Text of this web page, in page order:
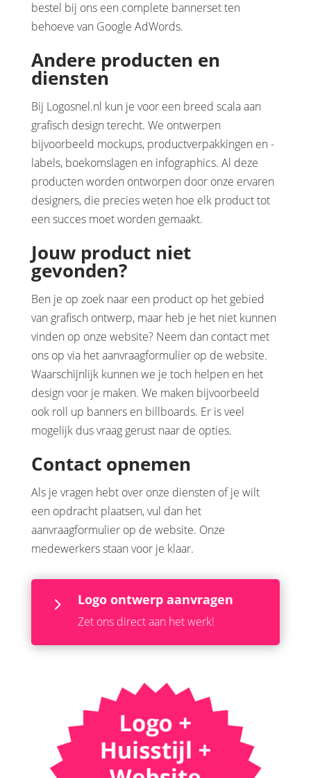
bestel bij ons een complete bannerset ten
behoeve van Google AdWords.
Andere producten en
diensten
Bij Logosnel.nl kun je voor een breed scala aan
grafisch design terecht. We ontwerpen
bijvoorbeeld mockups, productverpakkingen en -
labels, boekomslagen en infographics. Al deze
producten worden ontworpen door onze ervaren
designers, die precies weten hoe elk product tot
een succes moet worden gemaakt.
Jouw product niet
gevonden?
Ben je op zoek naar een product op het gebied
van grafisch ontwerp, maar heb je het niet kunnen
vinden op onze website? Neem dan contact met
ons op via het aanvraagformulier op de website.
Waarschijnlijk kunnen we je toch helpen en het
design voor je maken. We maken bijvoorbeeld
ook roll up banners en billboards. Er is veel
mogelijk dus vraag gerust naar de opties.
Contact opnemen
Als je vragen hebt over onze diensten of je wilt
een opdracht plaatsen, vul dan het
aanvraagformulier op de website. Onze
medewerkers staan voor je klaar.
5 Logo ontwerp aanvragen
Zet ons direct aan het werk!